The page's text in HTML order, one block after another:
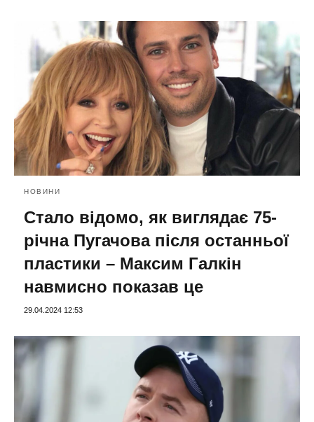
НОВИНИ
Стало відомо, як виглядає 75-
річна Пугачова після останньої
пластики – Максим Галкін
навмисно показав це
29.04.2024 12:53